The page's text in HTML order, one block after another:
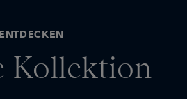
ENTDECKEN
Kollektion